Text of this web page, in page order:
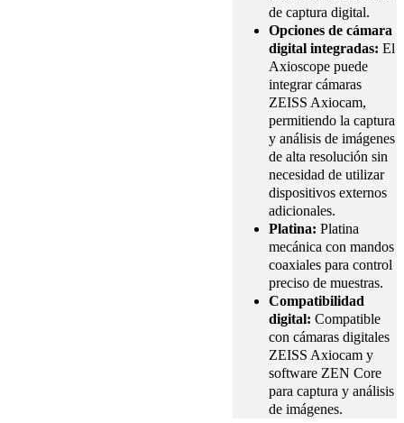
de captura digital.
Opciones de cámara
digital integradas: El
Axioscope puede
integrar cámaras
ZEISS Axiocam,
permitiendo la captura
y análisis de imágenes
de alta resolución sin
necesidad de utilizar
dispositivos externos
adicionales.
Platina: Platina
mecánica con mandos
coaxiales para control
preciso de muestras.
Compatibilidad
digital: Compatible
con cámaras digitales
ZEISS Axiocam y
software ZEN Core
para captura y análisis
de imágenes.